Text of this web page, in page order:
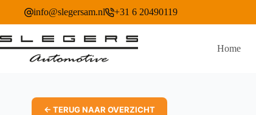
de
inhoud
info@slegersam.nl +31 6 20490119
Home
← TERUG NAAR OVERZICHT